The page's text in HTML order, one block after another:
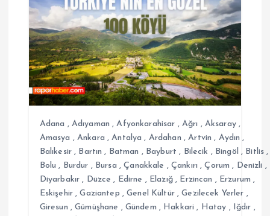
n
m
e
Adana , Adıyaman ,Afyonkarahisar , Ağrı , Aksaray,
Amasya ,Ankara ,Antalya , Ardahan ,Artvin , Aydın ,
Balıkesir , Bartın , Batman , Bayburt , Bilecik , Bingöl , Bitlis ,
Bolu , Burdur , Bursa ,Çanakkale , Çankırı ,Çorum , Denizli ,
Diyarbakır , Düzce , Edirne , Elazığ, Erzincan , Erzurum ,
Eskişehir ,Gaziantep ,Genel Kültür,Gezilecek Yerler ,
Giresun ,Gümüşhane , Gündem , Hakkari , Hatay , Iğdır ,